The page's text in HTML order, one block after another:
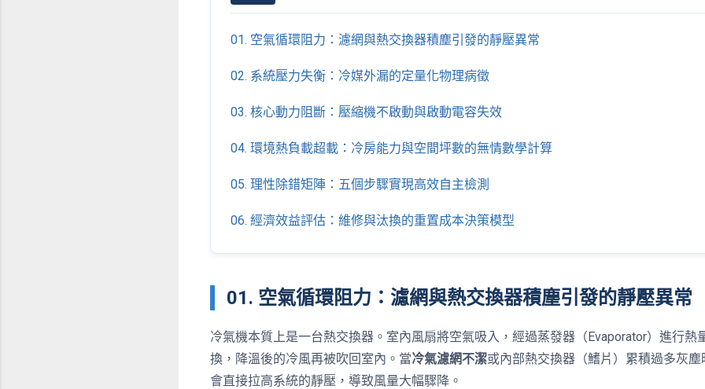
01. 空氣循環阻力：濾網與熱交換器積塵引發的靜壓異常
02. 系統壓力失衡：冷媒外漏的定量化物理病徵
03. 核心動力阻斷：壓縮機不啟動與啟動電容失效
04. 環境熱負載超載：冷房能力與空間坪數的無情數學計算
05. 理性除錯矩陣：五個步驟實現高效自主檢測
06. 經濟效益評估：維修與汰換的重置成本決策模型
01. 空氣循環阻力：濾網與熱交換器積塵引發的靜壓異常
冷氣機本質上是一台熱交換器。室內風扇將空氣吸入，經過蒸發器（Evaporator）進行熱
換，降溫後的冷風再被吹回室內。當冷氣濾網不潔或內部熱交換器（鰭片）累積過多灰塵
會直接拉高系統的靜壓，導致風量大幅驟降。